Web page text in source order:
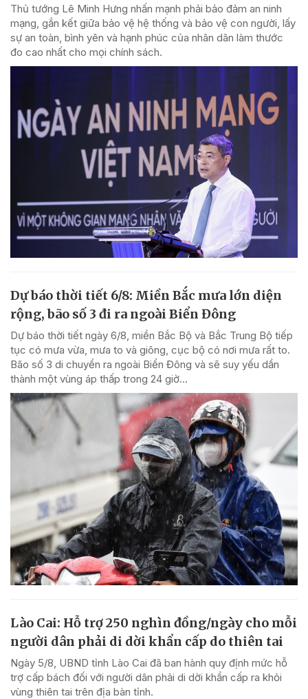
Thủ tướng Lê Minh Hưng nhấn mạnh phải bảo đảm an ninh
mạng, gắn kết giữa bảo vệ hệ thống và bảo vệ con người, lấy
sự an toàn, bình yên và hạnh phúc của nhân dân làm thước
đo cao nhất cho mọi chính sách.
Dự báo thời tiết 6/8: Miền Bắc mưa lớn diện
rộng, bão số 3 đi ra ngoài Biển Đông
Dự báo thời tiết ngày 6/8, miền Bắc Bộ và Bắc Trung Bộ tiếp
tục có mưa vừa, mưa to và giông, cục bộ có nơi mưa rất to.
Bão số 3 di chuyển ra ngoài Biển Đông và sẽ suy yếu dần
thành một vùng áp thấp trong 24 giờ...
Lào Cai: Hỗ trợ 250 nghìn đồng/ngày cho mỗi
người dân phải di dời khẩn cấp do thiên tai
Ngày 5/8, UBND tỉnh Lào Cai đã ban hành quy định mức hỗ
trợ cấp bách đối với người dân phải di dời khẩn cấp ra khỏi
vùng thiên tai trên địa bàn tỉnh.